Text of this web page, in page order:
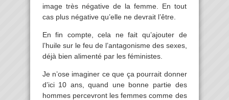
image très négative de la femme. En tout
cas plus négative qu’elle ne devrait l’être.
En fin compte, cela ne fait qu’ajouter de
l’huile sur le feu de l’antagonisme des sexes,
déjà bien alimenté par les féministes.
Je n’ose imaginer ce que ça pourrait donner
d’ici 10 ans, quand une bonne partie des
hommes percevront les femmes comme des